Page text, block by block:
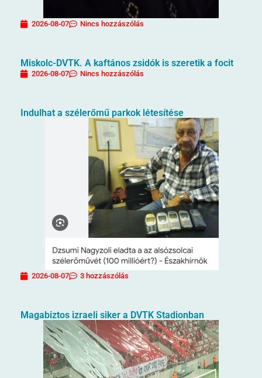
2026-08-07 Nincs hozzászólás
Miskolc-DVTK. A kaftános zsidók is szeretik a focit
2026-08-07 Nincs hozzászólás
Indulhat a szélerőmű parkok létesítése
2026-08-07 3 hozzászólás
Magabiztos izraeli siker a DVTK Stadionban